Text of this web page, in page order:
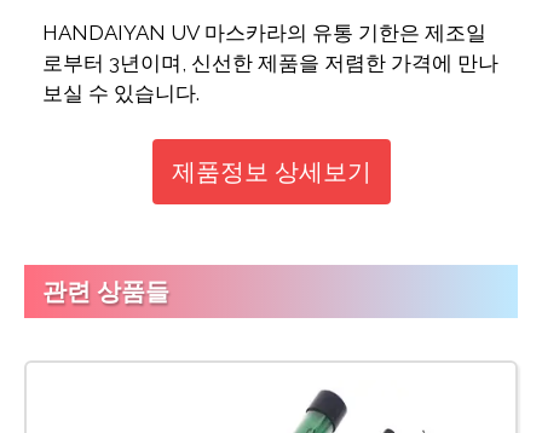
HANDAIYAN UV 마스카라의 유통 기한은 제조일
로부터 3년이며, 신선한 제품을 저렴한 가격에 만나
보실 수 있습니다.
제품정보 상세보기
관련 상품들